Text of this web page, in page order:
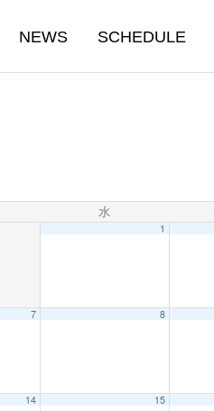
NEWS SCHEDULE
水
1
7 8
14 15